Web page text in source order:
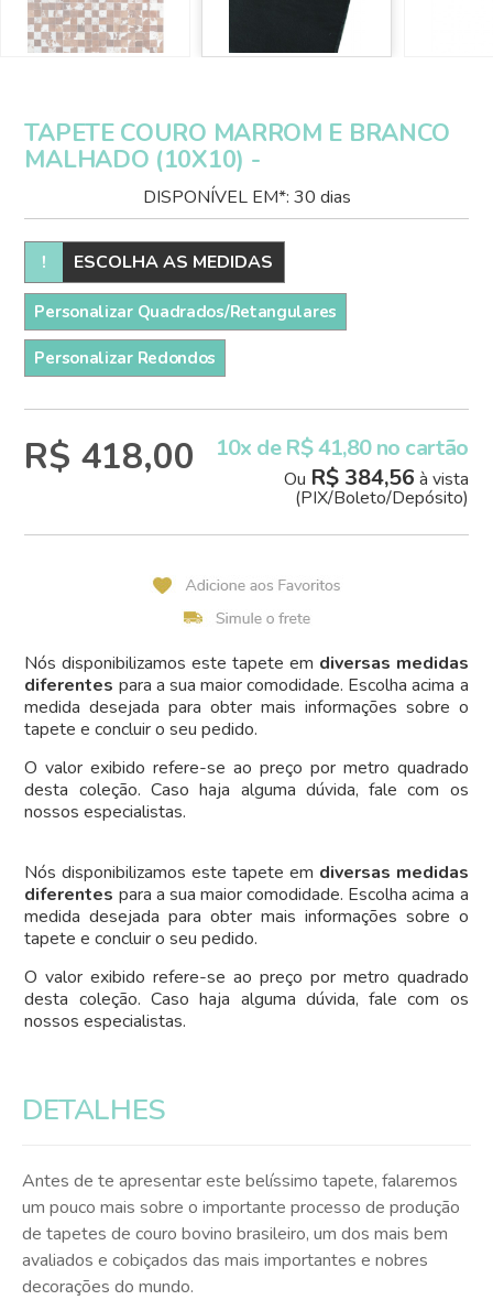
TAPETE COURO MARROM E BRANCO
MALHADO (10X10) -
DISPONÍVEL EM*: 30 dias
! ESCOLHA AS MEDIDAS
Personalizar Quadrados/Retangulares
Personalizar Redondos
R$ 418,00 10x de R$ 41,80 no cartão
Ou R$ 384,56 à vista
(PIX/Boleto/Depósito)
Nós disponibilizamos este tapete em diversas medidas
diferentes para a sua maior comodidade. Escolha acima a
medida desejada para obter mais informações sobre o
tapete e concluir o seu pedido.
O valor exibido refere-se ao preço por metro quadrado
desta coleção. Caso haja alguma dúvida, fale com os
nossos especialistas.
Nós disponibilizamos este tapete em diversas medidas
diferentes para a sua maior comodidade. Escolha acima a
medida desejada para obter mais informações sobre o
tapete e concluir o seu pedido.
O valor exibido refere-se ao preço por metro quadrado
desta coleção. Caso haja alguma dúvida, fale com os
nossos especialistas.
DETALHES
Antes de te apresentar este belíssimo tapete, falaremos
um pouco mais sobre o importante processo de produção
de tapetes de couro bovino brasileiro, um dos mais bem
avaliados e cobiçados das mais importantes e nobres
decorações do mundo.